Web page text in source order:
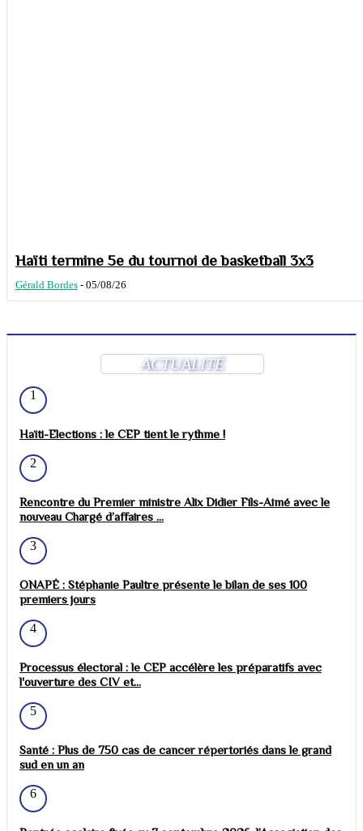
Haïti termine 5e du tournoi de basketball 3x3
Gérald Bordes - 05/08/26
ACTUALITÉ
1
Haïti-Elections : le CEP tient le rythme !
2
Rencontre du Premier ministre Alix Didier Fils-Aimé avec le
nouveau Chargé d’affaires ...
3
ONAPÉ : Stéphanie Paultre présente le bilan de ses 100
premiers jours
4
Processus électoral : le CEP accélère les préparatifs avec
l'ouverture des CIV et...
5
Santé : Plus de 750 cas de cancer répertoriés dans le grand
sud en un an
6